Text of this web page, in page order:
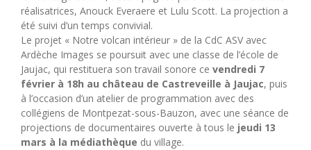
réalisatrices, Anouck Everaere et Lulu Scott. La projection a
été suivi d’un temps convivial.
Le projet « Notre volcan intérieur » de la CdC ASV avec
Ardèche Images se poursuit avec une classe de l’école de
Jaujac, qui restituera son travail sonore ce vendredi 7
février à 18h au château de Castreveille à Jaujac, puis
à l’occasion d’un atelier de programmation avec des
collégiens de Montpezat-sous-Bauzon, avec une séance de
projections de documentaires ouverte à tous le jeudi 13
mars à la médiathèque du village.